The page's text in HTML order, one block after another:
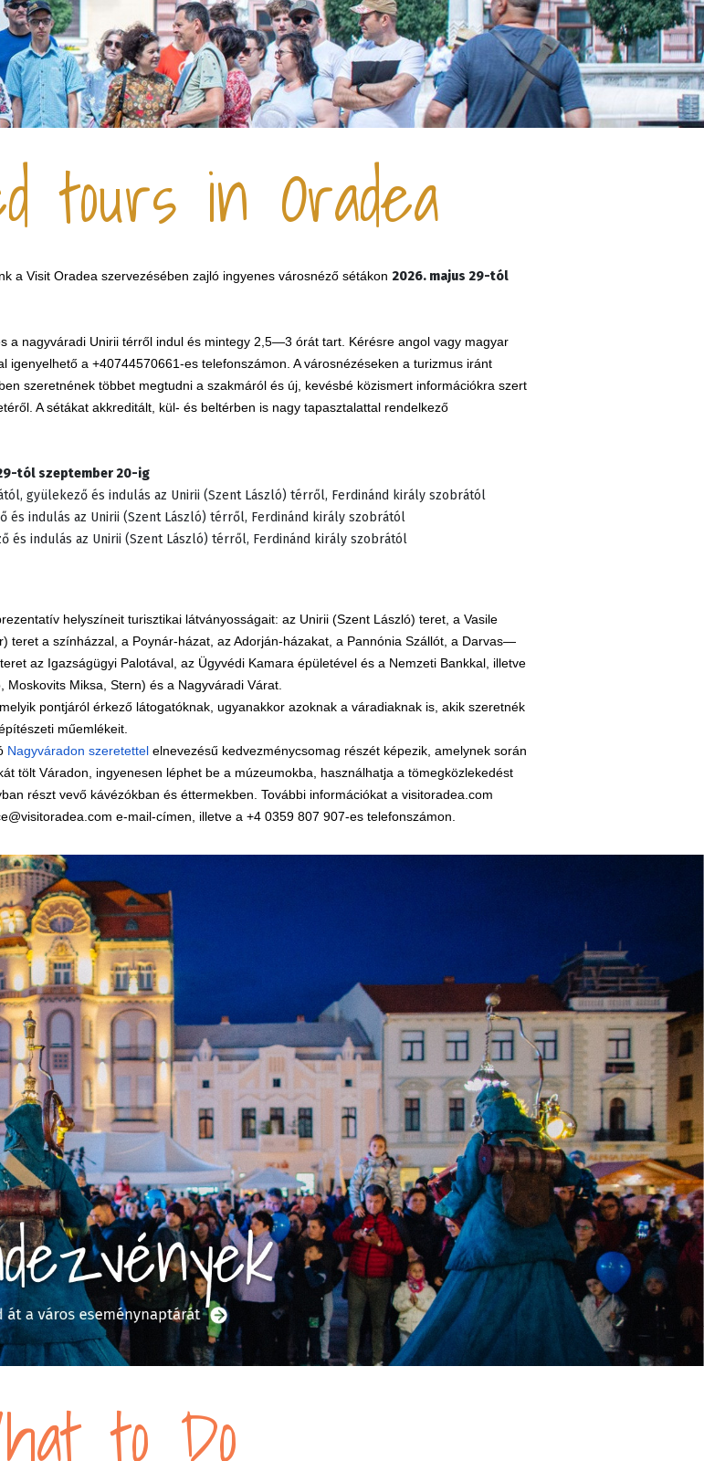
tours in Oradea
a Visit Oradea szervezésében zajló ingyenes városnéző sétákon 2026. majus 29-tól
a nagyváradi Unirii térről indul és mintegy 2,5—3 órát tart. Kérésre angol vagy magyar
igenyelhetőa +40744570661-es telefonszámon. A városnézéseken a turizmus iránt
szeretnének többet megtudni a szakmáról és új, kevésbé közismert információkra szert
A sétákat akkreditált, kül- és beltérben is nagy tapasztalattal rendelkező
tól szeptember 20-ig
gyülekező és indulás az Unirii (Szent László) térről, Ferdinánd király szobrától
és indulás az Unirii (Szent László) térről, Ferdinánd király szobrától
és indulás az Unirii (Szent László) térről, Ferdinánd király szobrától
helyszíneit turisztikai látványosságait: az Unirii (Szent László) teret, a Vasile
teret a színházzal, a Poynár-házat, az Adorján-házakat, a Pannónia Szállót, a Darvas—
az Igazságügyi Palotával, az Ügyvédi Kamara épületével és a Nemzeti Bankkal, illetve
Miksa, Stern) és a Nagyváradi Várat.
pontjáról érkező látogatóknak, ugyanakkor azoknak a váradiaknak is, akik szeretnék
műemlékeit.
Nagyváradon szeretettelelnevezésű kedvezménycsomag részét képezik, amelynek során
tölt Váradon, ingyenesen léphet be a múzeumokba, használhatja a tömegközlekedést
részt vevő kávézókban és éttermekben. További információkat a visitoradea.com
e-mail-címen, illetve a +4 0359 807 907-es telefonszámon.
to Do